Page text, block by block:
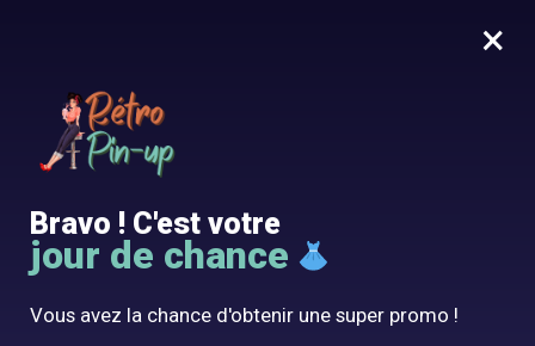
0
10% offert avec le code RÉTRO10
Accueil / Uncategorized
Catégorie :Uncategorized
×
Bravo ! C'est votre
jour de chance
Vous avez la chance d'obtenir une super promo !